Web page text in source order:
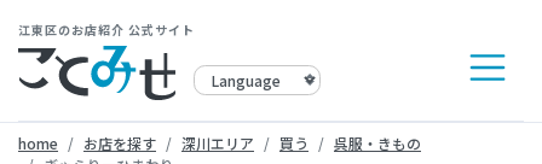
江東区のお店紹介 公式サイト
home お店を探す 深川エリア 買う
呉服・きもの